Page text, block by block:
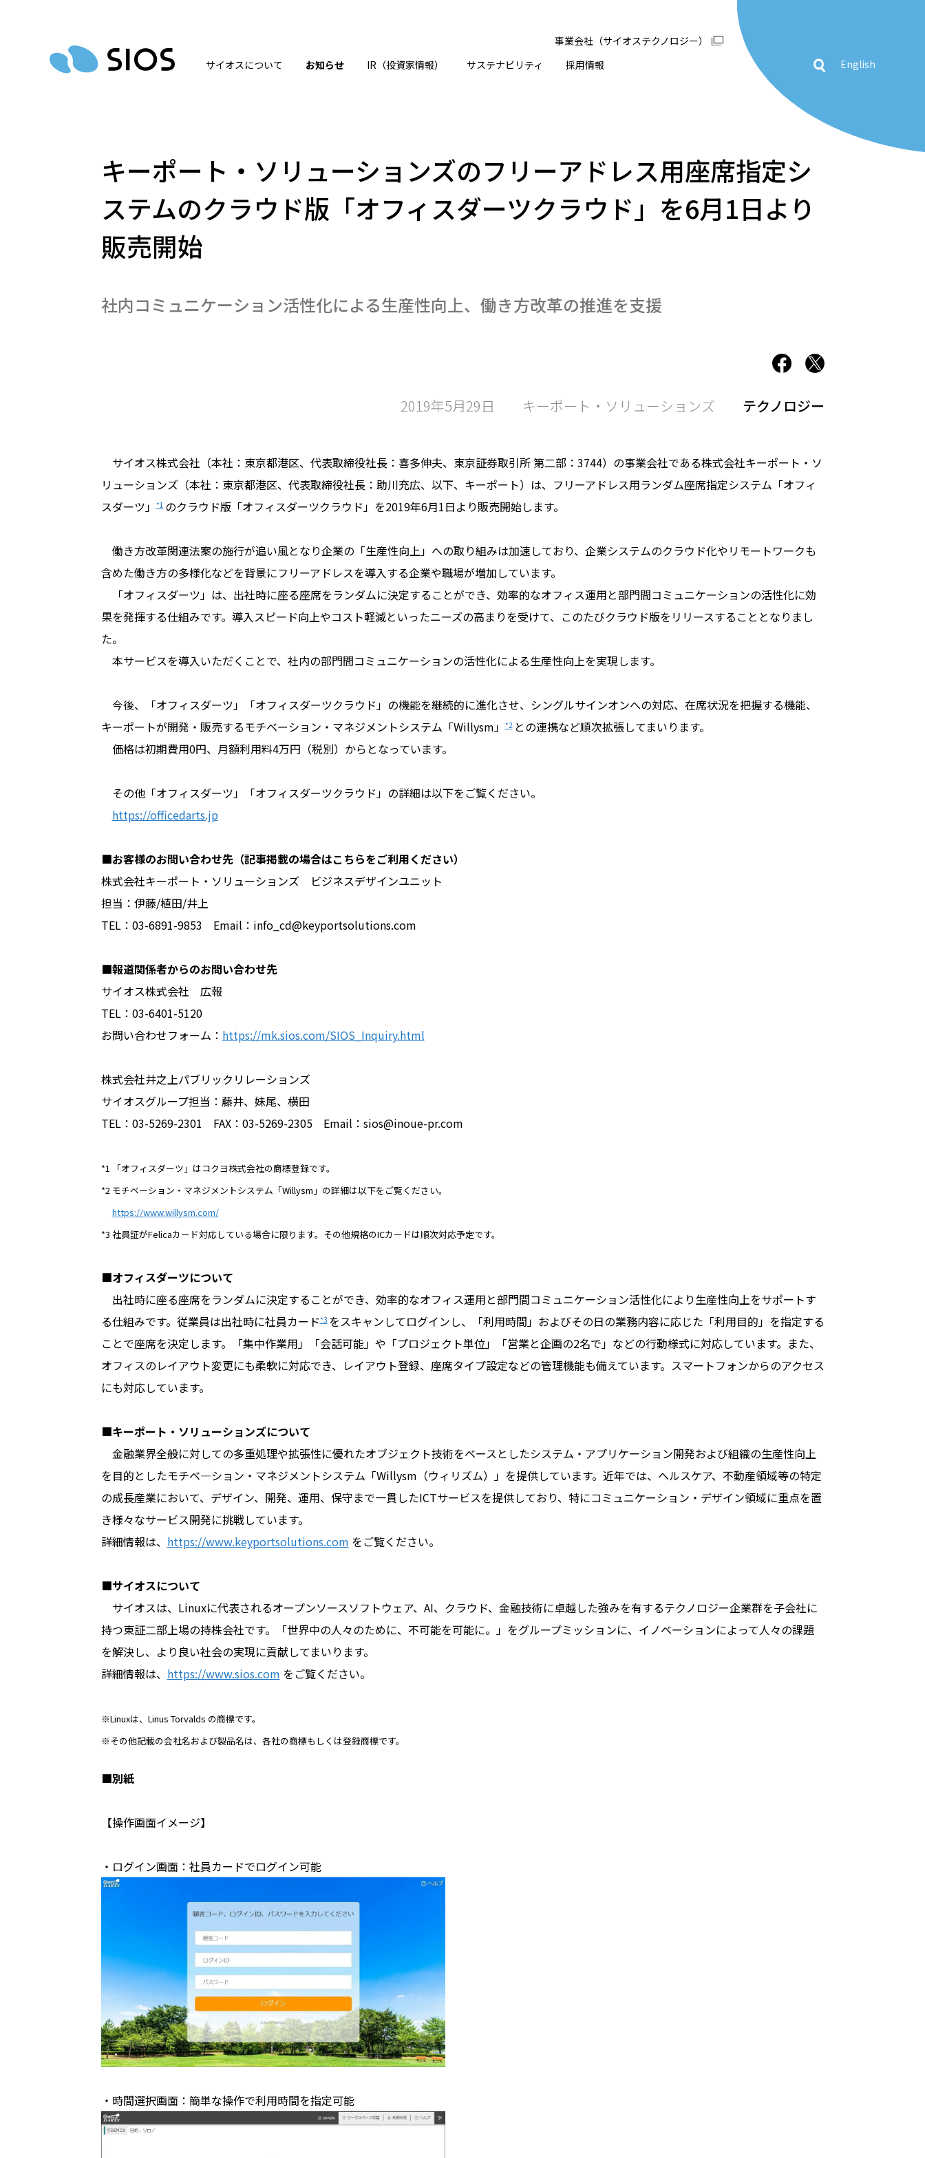
事業会社（サイオステクノロジー）
サイオスについて
お知らせ IR（投資家情報） サステナビリティ 採用情報 English
キーポート・ソリューションズのフリーアドレス用座席指定シ
ステムのクラウド版「オフィスダーツクラウド」を6月1日より
販売開始
社内コミュニケーション活性化による生産性向上、働き方改革の推進を支援
2019年5月29日 キーポート・ソリューションズ テクノロジー
サイオス株式会社（本社：東京都港区、代表取締役社長：喜多伸夫、東京証券取引所 第二部：3744）の事業会社である株式会社キーポート・ソ
リューションズ（本社：東京都港区、代表取締役社長：助川充広、以下、キーポート）は、フリーアドレス用ランダム座席指定システム「オフィ
スダーツ」*1 のクラウド版「オフィスダーツクラウド」を2019年6月1日より販売開始します。
働き方改革関連法案の施行が追い風となり企業の「生産性向上」への取り組みは加速しており、企業システムのクラウド化やリモートワークも
含めた働き方の多様化などを背景にフリーアドレスを導入する企業や職場が増加しています。
「オフィスダーツ」は、出社時に座る座席をランダムに決定することができ、効率的なオフィス運用と部門間コミュニケーションの活性化に効
果を発揮する仕組みです。導入スピード向上やコスト軽減といったニーズの高まりを受けて、このたびクラウド版をリリースすることとなりまし
た。
本サービスを導入いただくことで、社内の部門間コミュニケーションの活性化による生産性向上を実現します。
今後、「オフィスダーツ」「オフィスダーツクラウド」の機能を継続的に進化させ、シングルサインオンへの対応、在席状況を把握する機能、
キーポートが開発・販売するモチベーション・マネジメントシステム「Willysm」*2 との連携など順次拡張してまいります。
価格は初期費用0円、月額利用料4万円（税別）からとなっています。
その他「オフィスダーツ」「オフィスダーツクラウド」の詳細は以下をご覧ください。
https://officedarts.jp
■お客様のお問い合わせ先（記事掲載の場合はこちらをご利用ください）
株式会社キーポート・ソリューションズ ビジネスデザインユニット
担当：伊藤/植田/井上
TEL：03-6891-9853 Email：info_cd@keyportsolutions.com
■報道関係者からのお問い合わせ先
サイオス株式会社 広報
TEL：03-6401-5120
お問い合わせフォーム： https://mk.sios.com/SIOS_Inquiry.html
株式会社井之上パブリックリレーションズ
サイオスグループ担当：藤井、妹尾、横田
TEL：03-5269-2301 FAX：03-5269-2305 Email：sios@inoue-pr.com
*1 「オフィスダーツ」はコクヨ株式会社の商標登録です。
*2 モチベーション・マネジメントシステム「Willysm」の詳細は以下をご覧ください。
https://www.willysm.com/
*3 社員証がFelicaカード対応している場合に限ります。その他規格のICカードは順次対応予定です。
■オフィスダーツについて
出社時に座る座席をランダムに決定することができ、効率的なオフィス運用と部門間コミュニケーション活性化により生産性向上をサポートす
る仕組みです。従業員は出社時に社員カード*3 をスキャンしてログインし、「利用時間」およびその日の業務内容に応じた「利用目的」を指定する
ことで座席を決定します。「集中作業用」「会話可能」や「プロジェクト単位」「営業と企画の2名で」などの行動様式に対応しています。また、
オフィスのレイアウト変更にも柔軟に対応でき、レイアウト登録、座席タイプ設定などの管理機能も備えています。スマートフォンからのアクセス
にも対応しています。
■キーポート・ソリューションズについて
金融業界全般に対しての多重処理や拡張性に優れたオブジェクト技術をベースとしたシステム・アプリケーション開発および組織の生産性向上
を目的としたモチベ―ション・マネジメントシステム「Willysm（ウィリズム）」を提供しています。近年では、ヘルスケア、不動産領域等の特定
の成長産業において、デザイン、開発、運用、保守まで一貫したICTサービスを提供しており、特にコミュニケーション・デザイン領域に重点を置
き様々なサービス開発に挑戦しています。
詳細情報は、 https://www.keyportsolutions.com をご覧ください。
■サイオスについて
サイオスは、Linuxに代表されるオープンソースソフトウェア、AI、クラウド、金融技術に卓越した強みを有するテクノロジー企業群を子会社に
持つ東証二部上場の持株会社です。「世界中の人々のために、不可能を可能に。」をグループミッションに、イノベーションによって人々の課題
を解決し、より良い社会の実現に貢献してまいります。
詳細情報は、 https://www.sios.com をご覧ください。
※Linuxは、Linus Torvalds の商標です。
※その他記載の会社名および製品名は、各社の商標もしくは登録商標です。
■別紙
【操作画面イメージ】
・ログイン画面：社員カードでログイン可能
・時間選択画面：簡単な操作で利用時間を指定可能